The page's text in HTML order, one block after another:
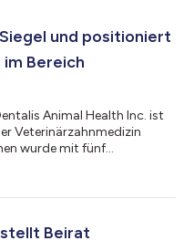
und positioniert
Bereich
Animal Health Inc. ist
Veterinärzahnmedizin
wurde mit fünf
Dieser Meilenstein
mit Lösungen, die
Beirat